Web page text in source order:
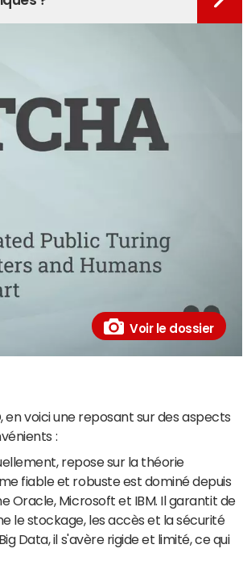
Voir le dossier
en voici une reposant sur des aspects
:
repose sur la théorie
fiable et robuste est dominé depuis
Oracle, Microsoft et IBM. Il garantit de
le stockage, les accès et la sécurité
Data, il s'avère rigide et limité, ce qui